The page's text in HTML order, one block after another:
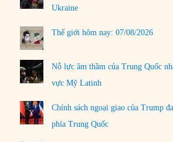
Ukraine
Thế giới hôm nay: 07/08/2026
Nỗ lực âm thầm của Trung Quốc
vực Mỹ Latinh
Chính sách ngoại giao của Trump
phía Trung Quốc